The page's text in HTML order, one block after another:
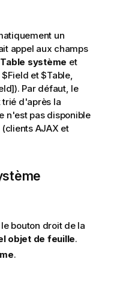
un
appel aux champs
Table système et
$Field et$Table,
. Par défaut, le
trié d'après la
n'est pas disponible
AJAX et
bouton droit de la
objet de feuille.
.